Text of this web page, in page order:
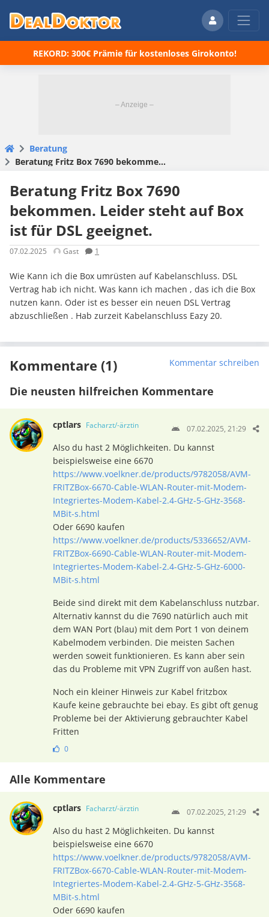
REKORD: 300€ Prämie für kostenloses Girokonto!
Beratung
Beratung Fritz Box 7690 bekommen. Leider steht auf Box ist für DSL geeignet.
Beratung Fritz Box 7690
bekommen. Leider steht auf Box
ist für DSL geeignet.
07.02.2025 Gast 1
Wie Kann ich die Box umrüsten auf Kabelanschluss. DSL
Vertrag hab ich nicht. Was kann ich machen , das ich die Box
nutzen kann. Oder ist es besser ein neuen DSL Vertrag
abzuschließen . Hab zurzeit Kabelanschluss Eazy 20.
Kommentare (1) Kommentar schreiben
Die neusten hilfreichen Kommentare
cptlars Facharzt/-ärztin 07.02.2025, 21:29
Also du hast 2 Möglichkeiten. Du kannst
beispielsweise eine 6670
https://www.voelkner.de/products/9782058/AVM-
FRITZBox-6670-Cable-WLAN-Router-mit-Modem-
Integriertes-Modem-Kabel-2.4-GHz-5-GHz-3568-
MBit-s.html
Oder 6690 kaufen
https://www.voelkner.de/products/5336652/AVM-
FRITZBox-6690-Cable-WLAN-Router-mit-Modem-
Integriertes-Modem-Kabel-2.4-GHz-5-GHz-6000-
MBit-s.html
Beide sind direkt mit dem Kabelanschluss nutzbar.
Alternativ kannst du die 7690 natürlich auch mit
dem WAN Port (blau) mit dem Port 1 von deinem
Kabelmodem verbinden. Die meisten Sachen
werden soweit funktionieren. Es kann aber sein
das du Probleme mit VPN Zugriff von außen hast.
Noch ein kleiner Hinweis zur Kabel fritzbox
Kaufe keine gebrauchte bei ebay. Es gibt oft genug
Probleme bei der Aktivierung gebrauchter Kabel
Fritten
0
Alle Kommentare
cptlars Facharzt/-ärztin 07.02.2025, 21:29
Also du hast 2 Möglichkeiten. Du kannst
beispielsweise eine 6670
https://www.voelkner.de/products/9782058/AVM-
FRITZBox-6670-Cable-WLAN-Router-mit-Modem-
Integriertes-Modem-Kabel-2.4-GHz-5-GHz-3568-
MBit-s.html
Oder 6690 kaufen